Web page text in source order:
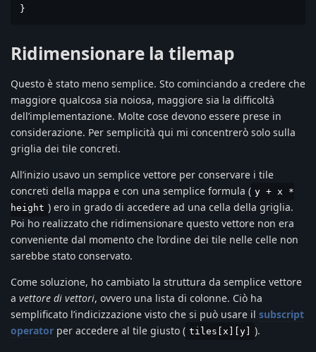
}
Ridimensionare la tilemap
Questo è stato meno semplice. Sto cominciando a credere che
maggiore qualcosa sia noiosa, maggiore sia la difficoltà
dell’implementazione. Molte cose devono essere prese in
considerazione. Per semplicità qui mi concentrerò solo sulla
griglia dei tile concreti.
All’inizio usavo un semplice vettore per conservare i tile
concreti della mappa e con una semplice formula ( y + x *
height ) ero in grado di accedere ad una cella della griglia.
Poi ho realizzato che ridimensionare questo vettore non era
conveniente dal momento che l’ordine dei tile nelle celle non
sarebbe stato conservato.
Come soluzione, ho cambiato la struttura da semplice vettore
a vettore di vettori, ovvero una lista di colonne. Ciò ha
semplificato l’indicizzazione visto che si può usare il subscript
operator per accedere al tile giusto ( tiles[x][y]
).